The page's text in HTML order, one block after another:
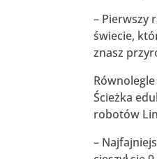
– Pierwszy
świecie,
znasz
Ścieżka
robotów
–